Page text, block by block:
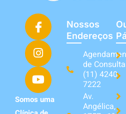
Somos uma
Nossos
Endereços
de
(11) 4240-
7222
Av.
Angélica,